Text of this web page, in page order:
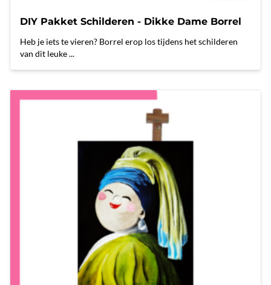
DIY Pakket Schilderen - Dikke Dame Borrel
Heb je iets te vieren? Borrel erop los tijdens het schilderen
van dit leuke ...